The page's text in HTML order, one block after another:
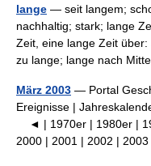
lange — seit langem;
nachhaltig; stark; lange
Zeit, eine lange Zeit
zu lange; lange nach
März 2003 — Portal
Ereignisse |
◄ | 1970er | 1980er |
2000 | 2001 | 2002 |